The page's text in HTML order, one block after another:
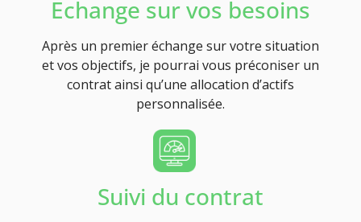
Echange sur vos besoins
Après un premier échange sur votre situation
et vos objectifs, je pourrai vous préconiser un
contrat ainsi qu’une allocation d’actifs
personnalisée.
Suivi du contrat